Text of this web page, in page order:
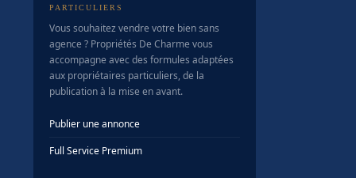
PARTICULIERS
Vous souhaitez vendre votre bien sans
agence ? Propriétés De Charme vous
accompagne avec des formules adaptées
aux propriétaires particuliers, de la
publication à la mise en avant.
Publier une annonce
Full Service Premium